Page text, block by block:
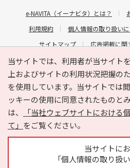
当サイトでは、利用者が当サイト
上およびサイトの利用状況把握の
を使用しています。当サイトでは
ッキーの使用に同意されたものと
は、
「当社ウェブサイトにおける
て」 をご覧ください。
当サイトに
「個人情報の取り扱
e-NAVITA（イーナビタ）とは？
利用規約
個人情報の取り扱い
サイトマップ
広告掲載に関
サイトの内容に関する
Copyright © HYOJITO.Co.,Ltd.